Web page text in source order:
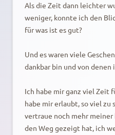
Als die Zeit dann leichter
weniger, konnte ich den
für was ist es gut?
Und es waren viele
dankbar bin und von
Ich habe mir ganz viel Zeit
habe mir erlaubt, so viel
vertraue noch mehr
den Weg gezeigt hat, ich